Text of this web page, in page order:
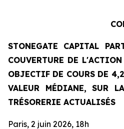
STONEGATE CAPITAL
COUVERTURE DE
OBJECTIF DE COURS DE
VALEUR MÉDIANE, SUR
TRÉSORERIE ACTUALISÉS
Paris, 2 juin 2026, 18h